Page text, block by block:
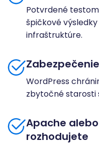
Potvrdené testom
špičkové
infraštruktúre.
WordPress
zbytočné starosti
Apache
rozhodujete